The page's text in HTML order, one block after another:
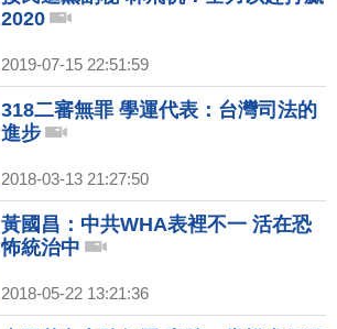
2020
2019-07-15 22:51:59
318二審無罪 學運代表：台灣司法的
進步
2018-03-13 21:27:50
黃國昌：中共WHA表裡不一 活在恐
怖統治中
2018-05-22 13:21:36